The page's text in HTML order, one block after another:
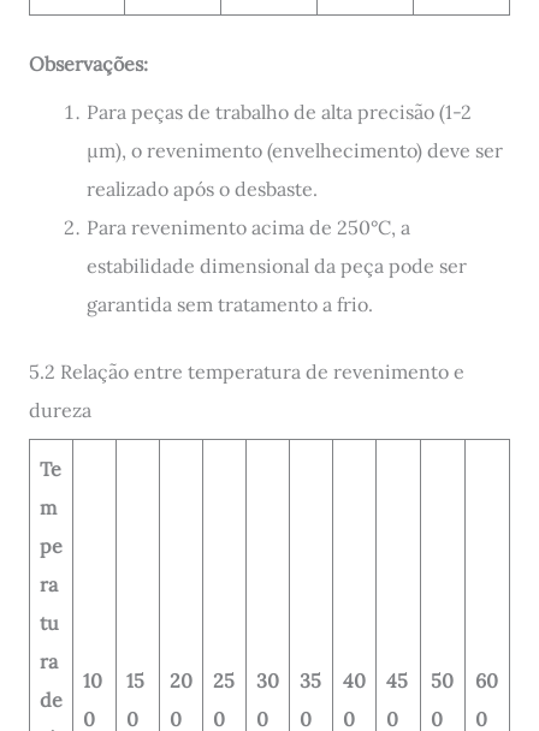
Observações:
Para peças de trabalho de alta precisão (1-2
μm), o revenimento (envelhecimento) deve ser
realizado após o desbaste.
Para revenimento acima de 250°C, a
estabilidade dimensional da peça pode ser
garantida sem tratamento a frio.
5.2 Relação entre temperatura de revenimento e
dureza
Te
m
pe
ra
tu
ra
de
10
0
15
0
20
0
25
0
30
0
35
0
40
0
45
0
50
0
60
0